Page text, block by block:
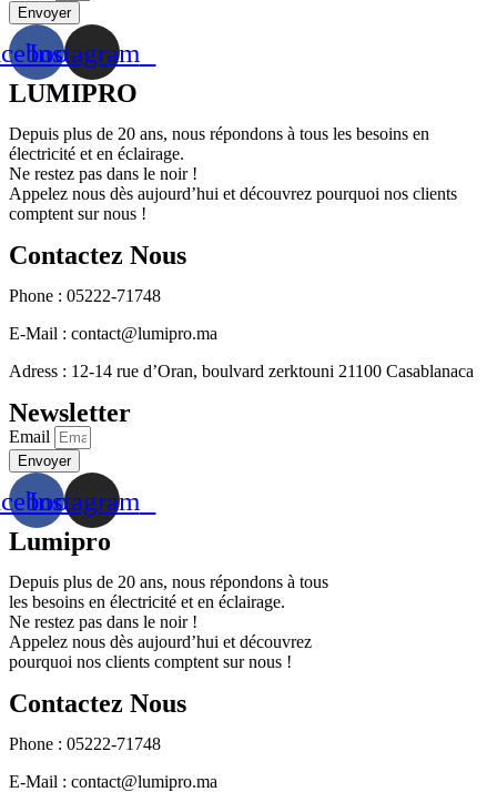
Envoyer
Instagram
LUMIPRO
Depuis plus de 20 ans, nous répondons à tous les besoins en
électricité et en éclairage.
Ne restez pas dans le noir !
Appelez nous dès aujourd’hui et découvrez pourquoi nos clients
comptent sur nous !
Contactez Nous
Phone : 05222-71748
E-Mail : contact@lumipro.ma
Adress : 12-14 rue d’Oran, boulvard zerktouni 21100 Casablanaca
Newsletter
Email
Envoyer
Instagram
Lumipro
Depuis plus de 20 ans, nous répondons à tous
les besoins en électricité et en éclairage.
Ne restez pas dans le noir !
Appelez nous dès aujourd’hui et découvrez
pourquoi nos clients comptent sur nous !
Contactez Nous
Phone : 05222-71748
E-Mail : contact@lumipro.ma